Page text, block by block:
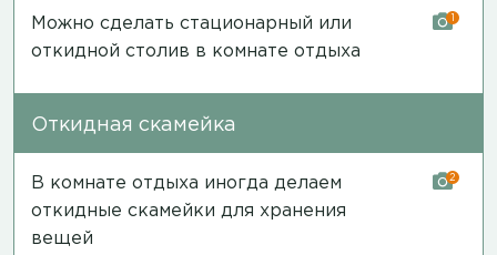
Можно сделать стационарный или
откидной столив в комнате отдыха
1
Откидная скамейка
В комнате отдыха иногда делаем
откидные скамейки для хранения
вещей
2